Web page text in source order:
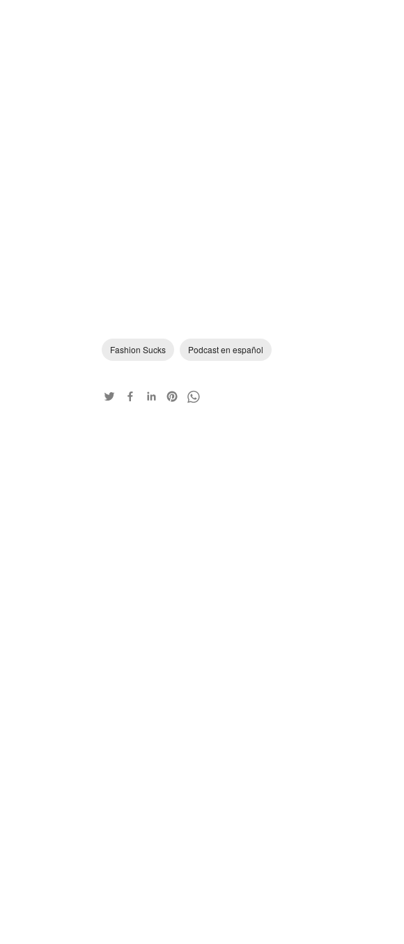
Fashion Sucks Podcast en español